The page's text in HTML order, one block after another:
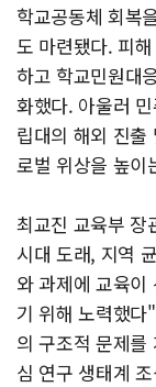
학교공동체 회복
도 마련됐다. 피
하고 학교민원대
화했다. 아울러
립대의 해외 진출
로벌 위상을 높이
최교진 교육부 장
시대 도래, 지역
와 과제에 교육이
기 위해 노력했
의 구조적 문제를
심 연구 생태계